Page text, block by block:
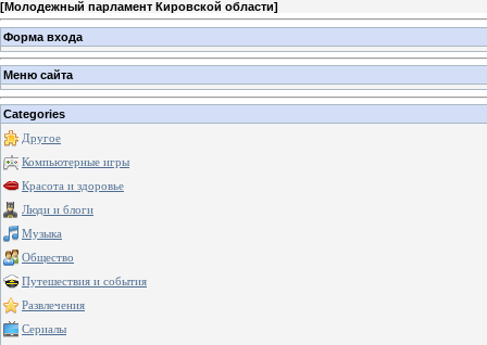
[Молодежный парламент Кировской области]
Форма входа
Меню сайта
Categories
Другое
Компьютерные игры
Красота и здоровье
Люди и блоги
Музыка
Общество
Путешествия и события
Развлечения
Сериалы